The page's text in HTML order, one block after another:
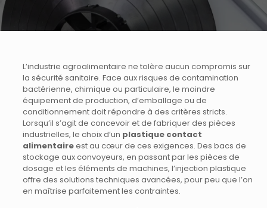
L’industrie agroalimentaire ne tolère aucun compromis sur
la sécurité sanitaire. Face aux risques de contamination
bactérienne, chimique ou particulaire, le moindre
équipement de production, d’emballage ou de
conditionnement doit répondre à des critères stricts.
Lorsqu’il s’agit de concevoir et de fabriquer des pièces
industrielles, le choix d’un plastique contact
alimentaireest au cœur de ces exigences. Des bacs de
stockage aux convoyeurs, en passant par les pièces de
dosage et les éléments de machines, l’injection plastique
offre des solutions techniques avancées, pour peu que l’on
en maîtrise parfaitement les contraintes.